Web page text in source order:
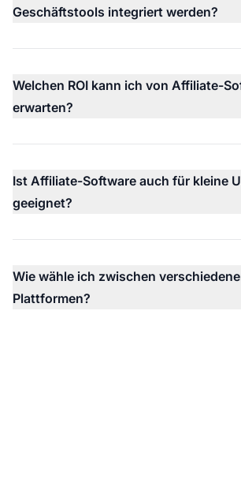
Geschäftstools integriert werden?
Welchen ROI kann ich von Affiliate-
erwarten?
Ist Affiliate-Software auch für kleine
geeignet?
Wie wähle ich zwischen
Plattformen?